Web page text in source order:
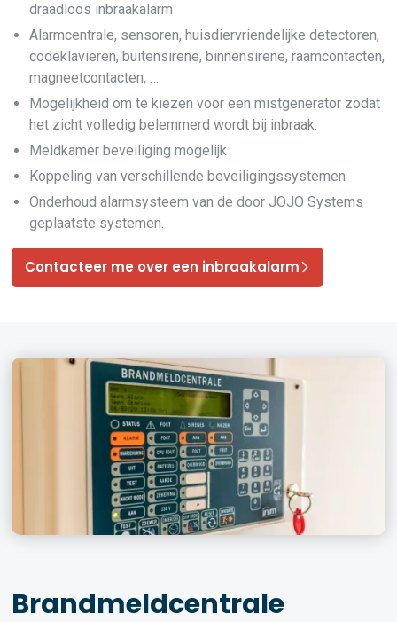
draadloos inbraakalarm
Alarmcentrale, sensoren, huisdiervriendelijke detectoren,
codeklavieren, buitensirene, binnensirene, raamcontacten,
magneetcontacten, …
Mogelijkheid om te kiezen voor een mistgenerator zodat
het zicht volledig belemmerd wordt bij inbraak.
Meldkamer beveiliging mogelijk
Koppeling van verschillende beveiligingssystemen
Onderhoud alarmsysteem van de door JOJO Systems
geplaatste systemen.
Contacteer me over een inbraakalarm
Brandmeldcentrale